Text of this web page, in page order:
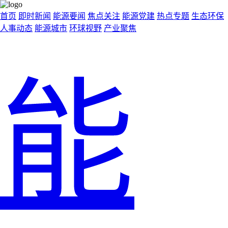
首页 即时新闻 能源要闻 焦点关注 能源党建 热点专题 生态环保
人事动态 能源城市 环球视野 产业聚焦
能